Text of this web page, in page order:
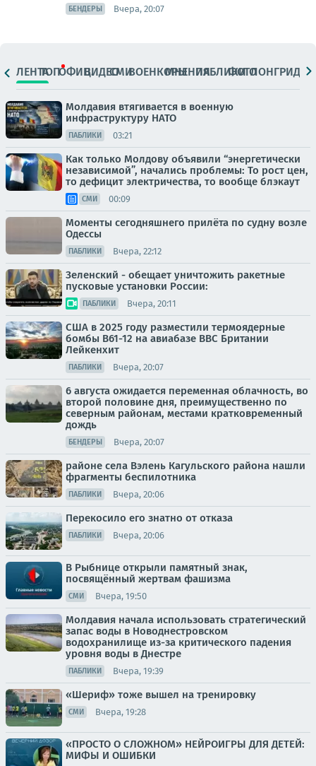
БЕНДЕРЫ Вчера, 20:07
ЛЕНТАТОПОФИЦ.ВИДЕОСМИВОЕНКОРЫМНЕНИЯПАБЛИКИ
ФОТОЛОНГРИДЫ
Молдавия втягивается в военную
инфраструктуру НАТО
ПАБЛИКИ 03:21
Как только Молдову объявили “энергетически
независимой”, начались проблемы: То рост цен,
то дефицит электричества, то вообще блэкаут
СМИ 00:09
Моменты сегодняшнего прилёта по судну возле
Одессы
ПАБЛИКИ Вчера, 22:12
Зеленский - обещает уничтожить ракетные
пусковые установки России:
ПАБЛИКИ Вчера, 20:11
США в 2025 году разместили термоядерные
бомбы B61-12 на авиабазе ВВС Британии
Лейкенхит
ПАБЛИКИ Вчера, 20:07
6 августа ожидается переменная облачность, во
второй половине дня, преимущественно по
северным районам, местами кратковременный
дождь
БЕНДЕРЫ Вчера, 20:07
районе села Вэлень Кагульского района нашли
фрагменты беспилотника
ПАБЛИКИ Вчера, 20:06
Перекосило его знатно от отказа
ПАБЛИКИ Вчера, 20:06
В Рыбнице открыли памятный знак,
посвящённый жертвам фашизма
СМИ Вчера, 19:50
Молдавия начала использовать стратегический
запас воды в Новоднестровском
водохранилище из-за критического падения
уровня воды в Днестре
ПАБЛИКИ Вчера, 19:39
«Шериф» тоже вышел на тренировку
СМИ Вчера, 19:28
«ПРОСТО О СЛОЖНОМ» НЕЙРОИГРЫ ДЛЯ ДЕТЕЙ:
МИФЫ И ОШИБКИ